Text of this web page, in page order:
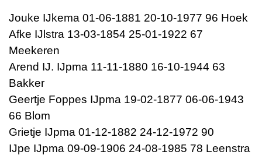
Jouke IJkema 01-06-1881 20-10-1977 96 Hoek
Afke IJlstra 13-03-1854 25-01-1922 67
Meekeren
Arend IJ. IJpma 11-11-1880 16-10-1944 63
Bakker
Geertje Foppes IJpma 19-02-1877 06-06-1943
66 Blom
Grietje IJpma 01-12-1882 24-12-1972 90
IJpe IJpma 09-09-1906 24-08-1985 78 Leenstra